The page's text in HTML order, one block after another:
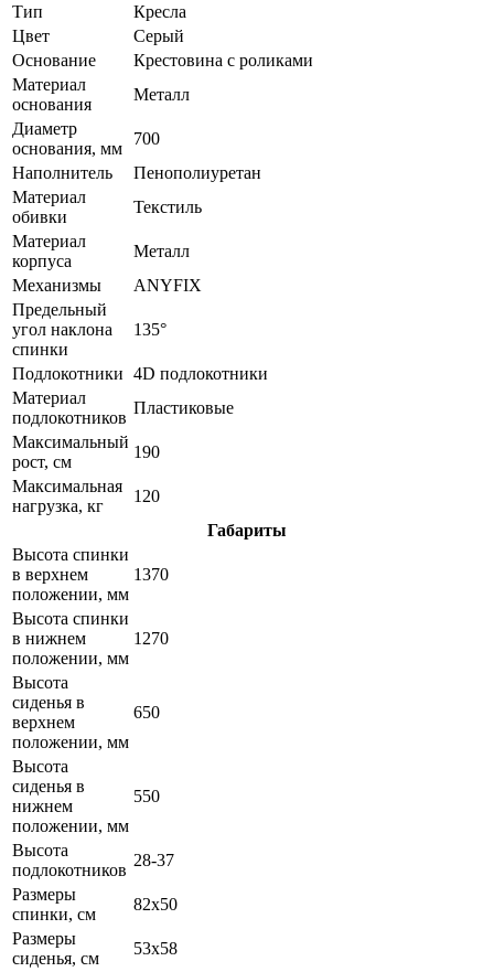
Тип
Кресла
Цвет
Серый
Основание
Крестовина с роликами
Материал
основания
Металл
Диаметр
основания, мм
700
Наполнитель
Пенополиуретан
Материал
обивки
Текстиль
Материал
корпуса
Металл
Механизмы
ANYFIX
Предельный
угол наклона
спинки
135°
Подлокотники 4D подлокотники
Материал
подлокотников
Пластиковые
Максимальный
рост, см
190
Максимальная
нагрузка, кг
120
Габариты
Высота спинки
в верхнем
положении, мм
1370
Высота спинки
в нижнем
положении, мм
1270
Высота
сиденья в
верхнем
положении, мм
650
Высота
сиденья в
нижнем
положении, мм
550
Высота
подлокотников
28-37
Размеры
спинки, см
82х50
Размеры
сиденья, см
53х58